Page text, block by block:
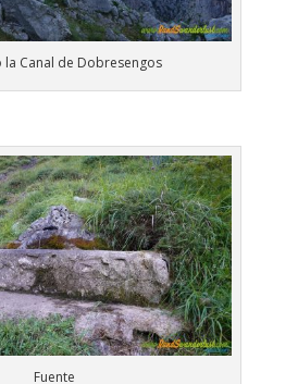
la Canal de Dobresengos
Fuente